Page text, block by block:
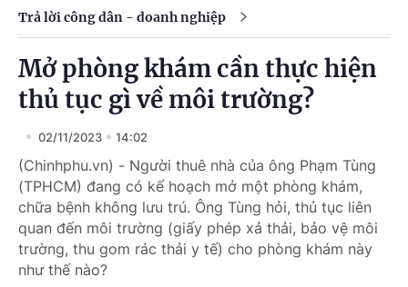
Trả lời công dân - doanh nghiệp
Mở phòng khám cần thực hiện
thủ tục gì về môi trường?
02/11/2023 14:02
(Chinhphu.vn) - Người thuê nhà của ông Phạm Tùng
(TPHCM) đang có kế hoạch mở một phòng khám,
chữa bệnh không lưu trú. Ông Tùng hỏi, thủ tục liên
quan đến môi trường (giấy phép xả thải, bảo vệ môi
trường, thu gom rác thải y tế) cho phòng khám này
như thế nào?